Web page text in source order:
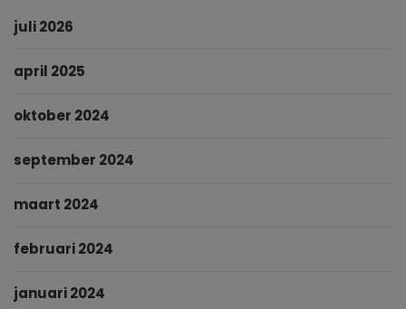
juli 2026
april 2025
oktober 2024
september 2024
maart 2024
februari 2024
januari 2024